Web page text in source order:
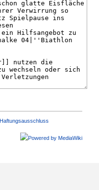
Haftungsausschluss